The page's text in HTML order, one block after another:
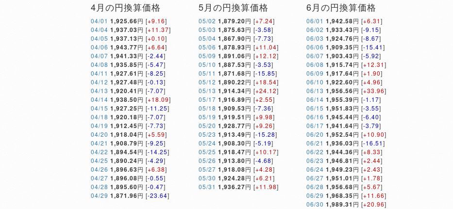
4月の円換算価格
04/01 1,925.66円 [+9.16]
04/04 1,937.03円 [+11.37]
04/05 1,937.13円 [+0.10]
04/06 1,943.77円 [+6.64]
04/07 1,941.33円 [-2.44]
04/08 1,935.85円 [-5.47]
04/11 1,927.61 円 [-8.25]
04/12 1,927.48円 [-0.13]
04/13 1,920.41 円 [-7.07]
04/14 1,938.50円 [+18.09]
04/15 1,927.25円 [-11.25]
04/18 1,920.18円 [-7.07]
04/19 1,912.45円 [-7.73]
04/20 1,918.04円 [+5.59]
04/21 1,908.79円 [-9.25]
04/22 1,894.54円 [-14.25]
04/25 1,890.24円 [-4.29]
04/26 1,896.63円 [+6.38]
04/27 1,896.08円 [-0.55]
04/28 1,895.60円 [-0.47]
04/29 1,871.96円 [-23.64]
5月の円換算価格
05/02 1,879.20円 [+7.24]
05/03 1,875.63円 [-3.58]
05/04 1,867.90円 [-7.73]
05/06 1,878.93円 [+11.04]
05/09 1,891.06円 [+12.12]
05/10 1,887.53円 [-3.53]
05/11 1,871.68円 [-15.85]
05/12 1,890.22円 [+18.54]
05/13 1,914.34円 [+24.12]
05/17 1,916.89円 [+2.55]
05/18 1,909.53円 [-7.36]
05/19 1,919.51 円 [+9.98]
05/20 1,928.77円 [+9.26]
05/23 1,913.49円 [-15.28]
05/24 1,908.30円 [-5.19]
05/25 1,918.47円 [+10.17]
05/26 1,913.80円 [-4.68]
05/27 1,918.08円 [+4.28]
05/30 1,924.28円 [+6.21]
05/31 1,936.27円 [+11.98]
6月の円換算価格
06/01 1,942.58円 [+6.31]
06/02 1,933.43円 [-9.15]
06/03 1,924.76円 [-8.67]
06/06 1,909.35円 [-15.41]
06/07 1,903.43円 [-5.92]
06/08 1,915.74円 [+12.31]
06/09 1,917.64円 [+1.90]
06/10 1,922.60円 [+4.96]
06/13 1,956.56円 [+33.96]
06/14 1,955.39円 [-1.17]
06/15 1,951.83円 [-3.55]
06/16 1,945.44円 [-6.40]
06/17 1,941.64円 [-3.79]
06/20 1,952.54円 [+10.90]
06/21 1,936.03円 [-16.51]
06/22 1,944.36円 [+8.33]
06/23 1,946.81 円 [+2.44]
06/24 1,949.23円 [+2.43]
06/27 1,951.01 円 [+1.78]
06/28 1,956.68円 [+5.67]
06/29 1,968.35円 [+11.66]
06/30 1,989.31 円 [+20.96]